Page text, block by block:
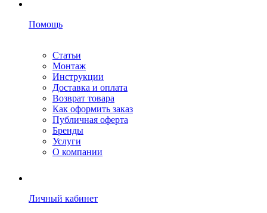
Помощь
Статьи
Монтаж
Инструкции
Доставка и оплата
Возврат товара
Как оформить заказ
Публичная оферта
Бренды
Услуги
О компании
Личный кабинет